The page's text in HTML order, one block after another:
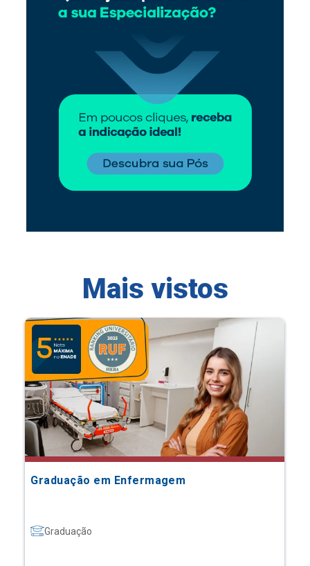
Mais vistos
Graduação em Enfermagem
Graduação